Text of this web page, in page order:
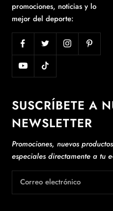
promociones, noticias y lo
mejor del deporte:
SUSCRÍBETE A
NEWSLETTER
Promociones, nuevos
especiales directamente a tu
Correo electrónico